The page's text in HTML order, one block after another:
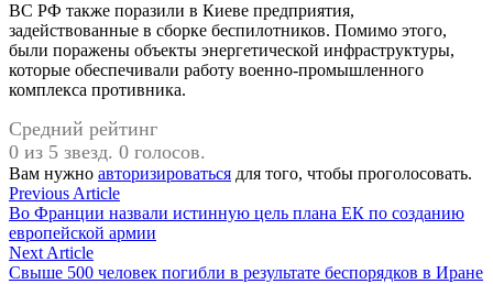
ВС РФ также поразили в Киеве предприятия,
задействованные в сборке беспилотников. Помимо этого,
были поражены объекты энергетической инфраструктуры,
которые обеспечивали работу военно-промышленного
комплекса противника.
Средний рейтинг
0 из 5 звезд. 0 голосов.
Вам нужно авторизироваться для того, чтобы проголосовать.
Навигация
по
записям
Previous ArticlePrevious
article:
Во Франции назвали истинную цель плана ЕК по созданию
европейской армии
Next ArticleNext
article:
Свыше 500 человек погибли в результате беспорядков в Иране